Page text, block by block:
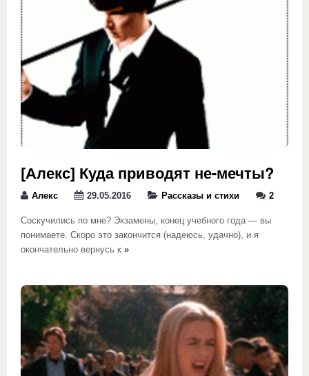
[Алекс] Куда приводят не-мечты?
Алекс 29.05.2016 Рассказы и стихи 2
Соскучились по мне? Экзамены, конец учебного года — вы
понимаете. Скоро это закончится (надеюсь, удачно), и я
окончательно вернусь к »